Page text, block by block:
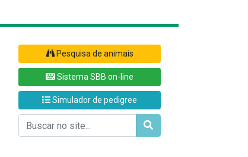
Pesquisa de animais
Sistema SBB on-line
Simulador de pedigree